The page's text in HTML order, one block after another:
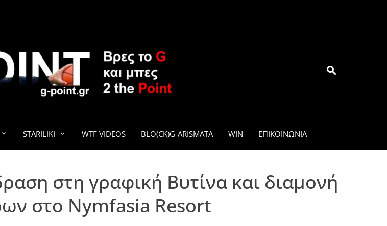
G-POINT.GR
STARILIKI WTF VIDEOS BLO(CK)G-ARISMATA WIN ΕΠΙΚΟΙΝΩΝΊΑ
στη γραφική Βυτίνα και διαμονή
στο Nymfasia Resort